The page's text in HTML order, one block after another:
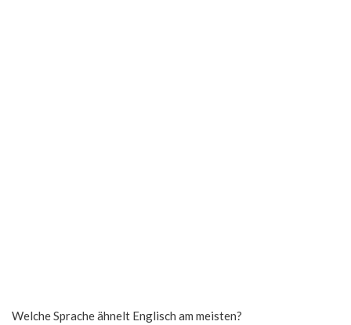
Welche Sprache ähnelt Englisch am meisten?